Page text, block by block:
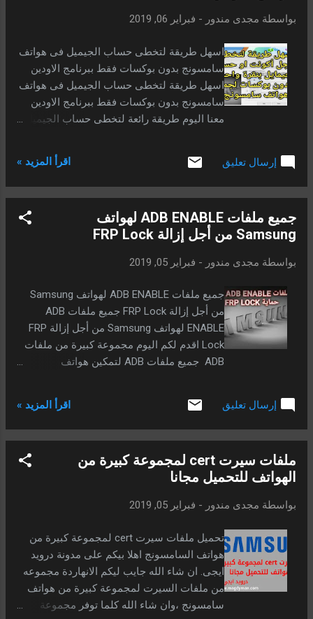
يسمى ADB يمكنك مشاهدة الشرح من هنا . الان
اصبح بأمكانك صنع ملف ADB بدون البحث عنه
على الانترنت او حتى البحث عن الروم لكى تقوم
بإستخراج الملف منه . حتى لا اطيل عليكم ندخل
الى صلب الموضوع.
بواسطة مجدى مندور - فبراير 06, 2019
اسهل طريقة لتخطى حساب الجيميل فى هواتف
سامسونج بدون بوكسات فقط ببرنامج الاودين
اسهل طريقة لتخطى حساب الجيميل فى هواتف
سامسونج بدون بوكسات فقط ببرنامج الاودين
معنا اليوم طريقة رائعة لتخطى حساب الجيميل
بسيطة للغاية وتتلخص فى تنزيل ملف حجمة
صغير جدا لا يصل حتى واحد ميجا، تقوم بتفليشة
على الهاتف ببرنامج الاودين، ولكن اولا يجب
اشرح لك الطريقة بالفيديو وبالشرح النظرى
ايضا . الملف عبارة عن ملفين كل ملف يختص
إرسال تعليق اقرأ المزيد »
جميع ملفات ADB ENABLE لهواتف
Samsung من أجل إزالة FRP Lock
بواسطة مجدى مندور - فبراير 05, 2019
جميع ملفات ADB ENABLE لهواتف Samsung
من أجل إزالة FRP Lock جميع ملفات ADB
ENABLE لهواتف Samsung من أجل إزالة FRP
Lock اقدم لكم اليوم مجموعة كبيرة من ملفات
ADB جميع ملفات ADB لتمكين هواتف
على تمكين ADB على أجهزة Samsung الخاصة
بك لإزالة Frp بسهولة وبسرعة من خلال أي
برنامج أو بوكس يعمل مع إجراء Adb او من خلال
أي برنامج أو اى اداة تعمل مع إجراء Adb للتحميل
يكفيك البحث عن رقم طراز هاتفك فى
للتحميل اضغط هنا. وطريقة تنزيل الملف على
ببرنامج الاودين تجد الشرح فى اخر الموضوع.
إرسال تعليق اقرأ المزيد »
ملفات سيرت cert لمجموعة كبيرة من
الهواتف للتحميل مجانا
بواسطة مجدى مندور - فبراير 05, 2019
تحميل ملفات سيرت cert لمجموعة كبيرة من
هواتف السامسونج اهلا بيكم على مدونة درويد
ايجى. ان شاء الله جايب ليكم الانهاردة مجموعه
من ملفات السيرت لمجموعة كبيرة من هواتف
سامسونج ،وان شاء الله كلما توفر مجموعة